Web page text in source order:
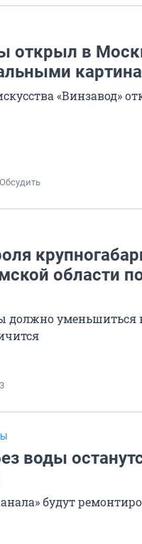
открыл в
«Винзавод»
Обсудить
области
должно уменьшиться
3
воды
будут